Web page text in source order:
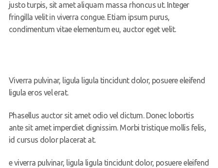
justo turpis, sit amet aliquam massa rhoncus ut. Integer
fringilla velit in viverra congue. Etiam ipsum purus,
condimentum vitae elementum eu, auctor eget velit.
Viverra pulvinar, ligula ligula tincidunt dolor, posuere eleifend
ligula eros vel erat.
Phasellus auctor sit amet odio vel dictum. Donec lobortis
ante sit amet imperdiet dignissim. Morbi tristique mollis felis,
id cursus dolor placerat at.
e viverra pulvinar, ligula ligula tincidunt dolor, posuere eleifend